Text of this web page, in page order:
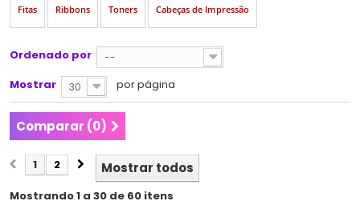
Fitas Ribbons Toners Cabeças de Impressão
Ordenado por --
Mostrar 30 por página
Comparar (0)
Mostrar todos
1 2
Mostrando 1 a 30 de 60 itens